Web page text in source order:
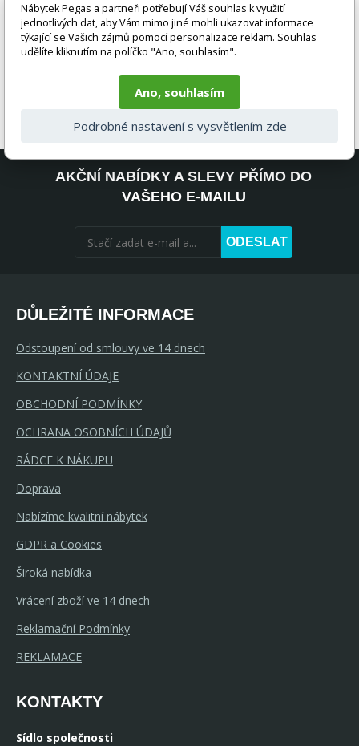
3 095 Kč
AKČNÍ NABÍDKY A SLEVY PŘÍMO DO
VAŠEHO E-MAILU
ODESLAT
DŮLEŽITÉ INFORMACE
Odstoupení od smlouvy ve 14 dnech
KONTAKTNÍ ÚDAJE
OBCHODNÍ PODMÍNKY
OCHRANA OSOBNÍCH ÚDAJŮ
RÁDCE K NÁKUPU
Doprava
Nabízíme kvalitní nábytek
GDPR a Cookies
Široká nabídka
Vrácení zboží ve 14 dnech
Reklamační Podmínky
REKLAMACE
KONTAKTY
Sídlo společnosti
Nábytek Pegas a partneři potřebují Váš souhlas k využití
jednotlivých dat, aby Vám mimo jiné mohli ukazovat informace
týkající se Vašich zájmů pomocí personalizace reklam. Souhlas
udělíte kliknutím na políčko "Ano, souhlasím".
Ano, souhlasím
Podrobné nastavení s vysvětlením zde